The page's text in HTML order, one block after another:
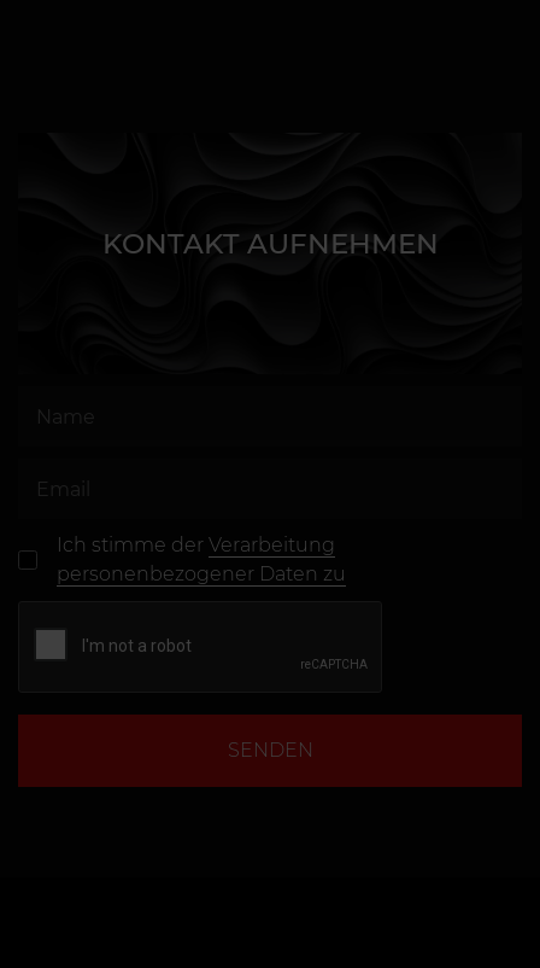
KONTAKT AUFNEHMEN
Ich stimme derVerarbeitung
personenbezogener Daten zu
SENDEN